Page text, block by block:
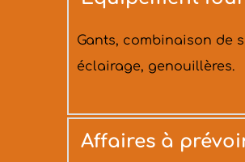
Gants, combinaison de
éclairage, genouillères.
Affaires à